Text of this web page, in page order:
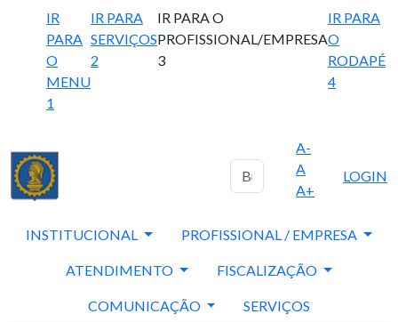
IR
PARA
O
MENU
1
IR PARA
SERVIÇOS
2
IR PARA O
PROFISSIONAL/EMPRESA
3
IR PARA
O
RODAPÉ
4
A-
A
A+
LOGIN
INSTITUCIONAL PROFISSIONAL / EMPRESA
ATENDIMENTO FISCALIZAÇÃO
COMUNICAÇÃO SERVIÇOS